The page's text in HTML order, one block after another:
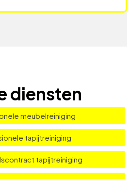
diensten
meubelreiniging